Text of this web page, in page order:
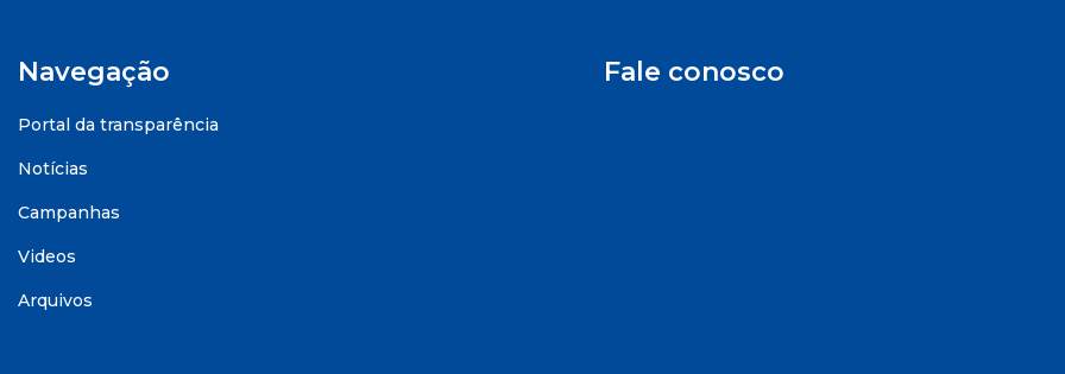
Navegação
Portal da transparência
Notícias
Campanhas
Videos
Arquivos
Fale conosco